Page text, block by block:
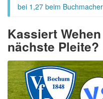
bei 1,27 beim
Kassiert
nächste Pleite?